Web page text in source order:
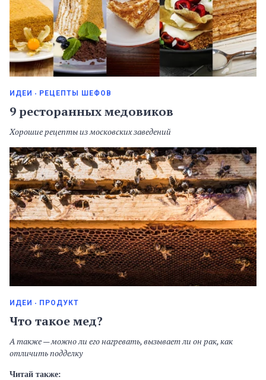
ИДЕИ РЕЦЕПТЫ ШЕФОВ
9 ресторанных медовиков
Хорошие рецепты из московских заведений
ИДЕИ ПРОДУКТ
Что такое мед?
А также — можно ли его нагревать, вызывает ли он рак, как
отличить подделку
Читай также: